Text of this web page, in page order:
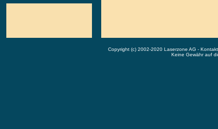
Copyright (c) 2002-2020 Laserzone AG -
Keine Gewähr auf